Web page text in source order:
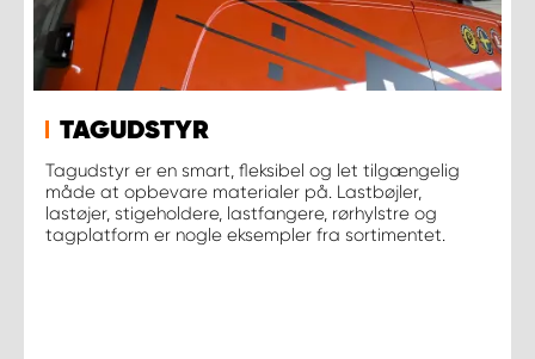
TAGUDSTYR
Tagudstyr er en smart, fleksibel og let tilgængelig
måde at opbevare materialer på. Lastbøjler,
lastøjer, stigeholdere, lastfangere, rørhylstre og
tagplatform er nogle eksempler fra sortimentet.